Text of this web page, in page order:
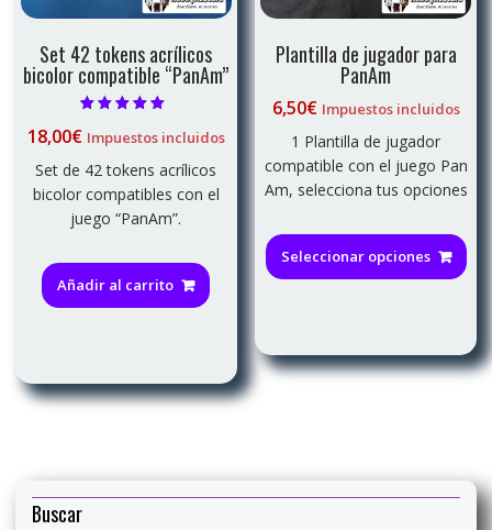
Set 42 tokens acrílicos
bicolor compatible “PanAm”
5.00
18,00€ Impuestos incluidos
Set de 42 tokens acrílicos
bicolor compatibles con el
juego “PanAm”.
Añadir al carrito
Plantilla de jugador para
PanAm
6,50€ Impuestos incluidos
1 Plantilla de jugador
compatible con el juego Pan
Am, selecciona tus opciones
Seleccionar opciones
Las
la
Buscar